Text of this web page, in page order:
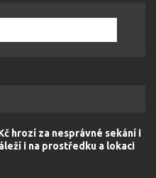
hrozí za nesprávné sekání i
i na prostředku a lokaci